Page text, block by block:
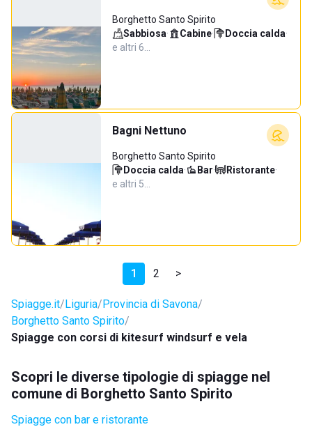
Borghetto Santo Spirito
Sabbiosa· Cabine· Doccia calda·
e altri 6…
Bagni Nettuno
Borghetto Santo Spirito
Doccia calda· Bar· Ristorante·
e altri 5…
1 2 >
Spiagge.it Liguria Provincia di Savona
Borghetto Santo Spirito
Spiagge con corsi di kitesurf windsurf e vela
Scopri le diverse tipologie di spiagge nel
comune di Borghetto Santo Spirito
Spiagge con bar e ristorante